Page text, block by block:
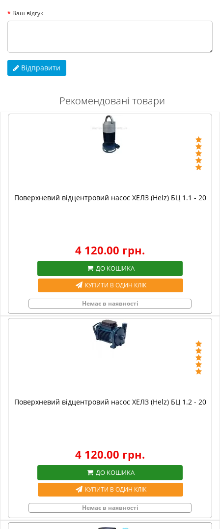
Ваш відгук
Відправити
Рекомендовані товари
Поверхневий відцентровий насос ХЕЛЗ (Helz) БЦ 1.1 - 20
4 120.00 грн.
ДО КОШИКА
КУПИТИ В ОДИН КЛІК
Немає в наявності
Поверхневий відцентровий насос ХЕЛЗ (Helz) БЦ 1.2 - 20
4 120.00 грн.
ДО КОШИКА
КУПИТИ В ОДИН КЛІК
Немає в наявності